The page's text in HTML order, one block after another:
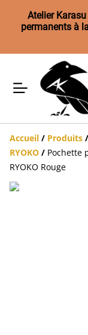
Atelier
permanents à
Accueil / Produits /
RYOKO / Pochette
RYOKO Rouge